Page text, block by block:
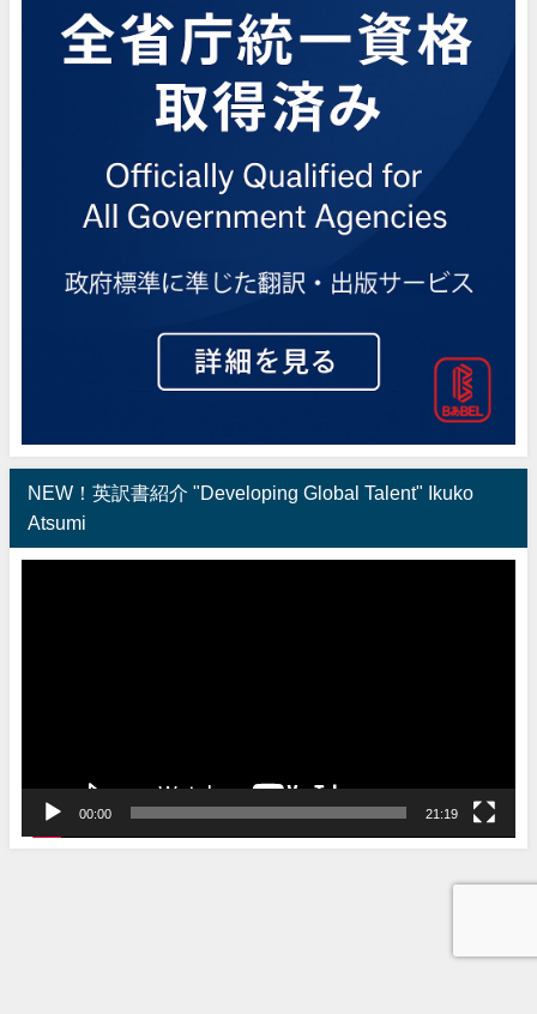
NEW！英訳書紹介 "Developing Global Talent" Ikuko
Atsumi
00:00 21:19